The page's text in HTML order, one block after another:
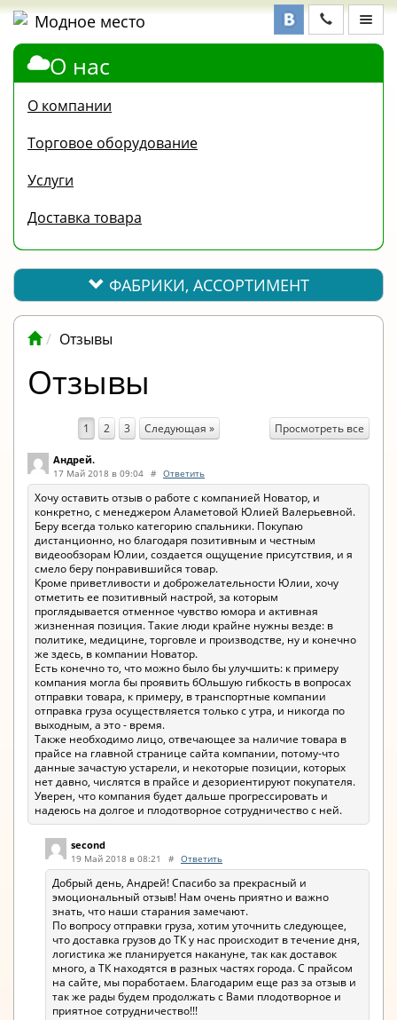
ФАБРИКИ,
ОТВЕТ
ПОЛЕЗНАЯ
ИНФОРМАЦИЯ
ВАКАНСИИ
ОПЛАТА
О нас
О компании
Торговое оборудование
Услуги
Доставка товара
ФАБРИКИ, АССОРТИМЕНТ
Отзывы
Отзывы
Просмотреть все
1 2 3 Следующая »
Андрей.
17 Май 2018 в 09:04 # Ответить
Хочу оставить отзыв о работе с компанией Новатор, и
конкретно, с менеджером Аламетовой Юлией Валерьевной.
Беру всегда только категорию спальники. Покупаю
дистанционно, но благодаря позитивным и честным
видеообзорам Юлии, создается ощущение присутствия, и я
смело беру понравившийся товар.
Кроме приветливости и доброжелательности Юлии, хочу
отметить ее позитивный настрой, за которым
проглядывается отменное чувство юмора и активная
жизненная позиция. Такие люди крайне нужны везде: в
политике, медицине, торговле и производстве, ну и конечно
же здесь, в компании Новатор.
Есть конечно то, что можно было бы улучшить: к примеру
компания могла бы проявить бОльшую гибкость в вопросах
отправки товара, к примеру, в транспортные компании
отправка груза осуществляется только с утра, и никогда по
выходным, а это - время.
Также необходимо лицо, отвечающее за наличие товара в
прайсе на главной странице сайта компании, потому-что
данные зачастую устарели, и некоторые позиции, которых
нет давно, числятся в прайсе и дезориентируют покупателя.
Уверен, что компания будет дальше прогрессировать и
надеюсь на долгое и плодотворное сотрудничество с ней.
second
19 Май 2018 в 08:21 # Ответить
Добрый день, Андрей! Спасибо за прекрасный и
эмоциональный отзыв! Нам очень приятно и важно
знать, что наши старания замечают.
По вопросу отправки груза, хотим уточнить следующее,
что доставка грузов до ТК у нас происходит в течение дня,
логистика же планируется накануне, так как доставок
много, а ТК находятся в разных частях города. С прайсом
на сайте, мы поработаем. Благодарим еще раз за отзыв и
так же рады будем продолжать с Вами плодотворное и
приятное сотрудничество!!!